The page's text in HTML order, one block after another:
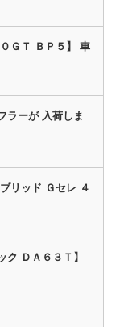
ＧＴ ＢＰ５】 車
ラーが 入荷しま
リッド Ｇセレ ４
ク ＤＡ６３Ｔ】